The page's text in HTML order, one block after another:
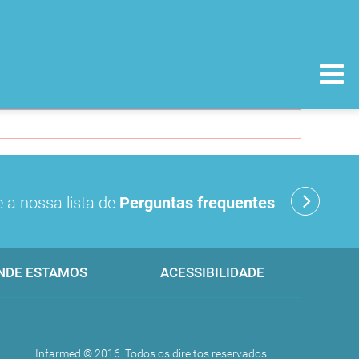
a nossa lista de Perguntas frequentes
ESTAMOS ACESSIBILIDADE
Infarmed © 2016. Todos os direitos reservados